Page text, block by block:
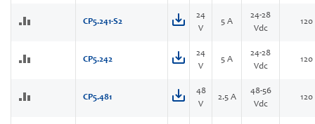
CP5.241-S2
24
V
5 A
24-28
Vdc
120
CP5.242
24
V
5 A
24-28
Vdc
120
CP5.481
48
V
2.5 A
48-56
Vdc
120